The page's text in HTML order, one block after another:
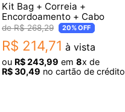
Kit Bag + Correia +
Encordoamento + Cabo
R$ 268,29 20%OFF
R$ 214,71 à vista
ou R$243,99 em 8x de
R$30,49 no cartão de crédito